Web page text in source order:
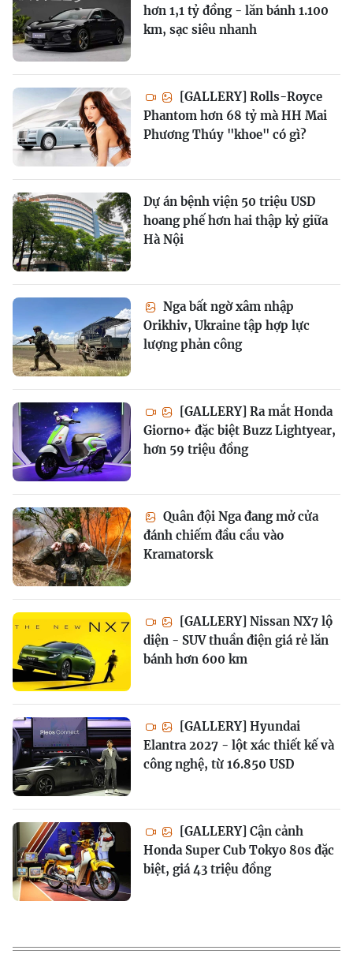
hơn 1,1 tỷ đồng - lăn bánh 1.100
km, sạc siêu nhanh
[GALLERY] Rolls-Royce
Phantom hơn 68 tỷ mà HH Mai
Phương Thúy "khoe" có gì?
Dự án bệnh viện 50 triệu USD
hoang phế hơn hai thập kỷ giữa
Hà Nội
Nga bất ngờ xâm nhập
Orikhiv, Ukraine tập hợp lực
lượng phản công
[GALLERY] Ra mắt Honda
Giorno+ đặc biệt Buzz Lightyear,
hơn 59 triệu đồng
Quân đội Nga đang mở cửa
đánh chiếm đầu cầu vào
Kramatorsk
[GALLERY] Nissan NX7 lộ
diện - SUV thuần điện giá rẻ lăn
bánh hơn 600 km
[GALLERY] Hyundai
Elantra 2027 - lột xác thiết kế và
công nghệ, từ 16.850 USD
[GALLERY] Cận cảnh
Honda Super Cub Tokyo 80s đặc
biệt, giá 43 triệu đồng